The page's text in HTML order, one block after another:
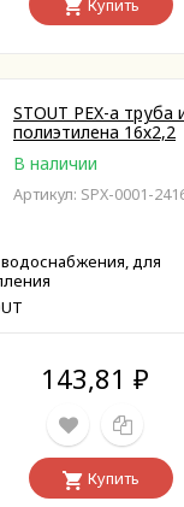
Купить
STOUT PEX-a труба
полиэтилена 16х2,2
В наличии
Артикул: SPX-0001-
для
143,81 ₽
Купить